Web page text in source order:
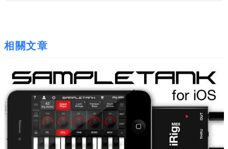
相關文章